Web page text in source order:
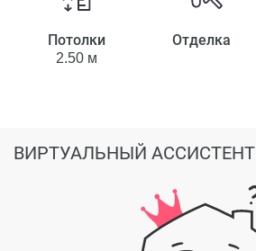
Потолки
2.50 м
Отделка
ВИРТУАЛЬНЫЙ АССИСТЕНТ